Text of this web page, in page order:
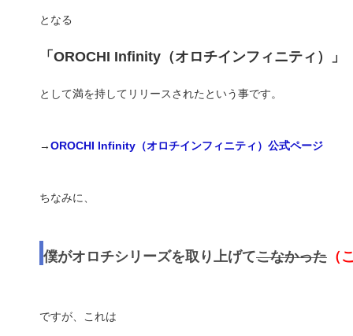
となる
「OROCHI Infinity（オロチインフィニティ）」
として満を持してリリースされたという事です。
→OROCHI Infinity（オロチインフィニティ）公式ページ
ちなみに、
僕がオロチシリーズを取り上げてこなかった （
ですが、これは